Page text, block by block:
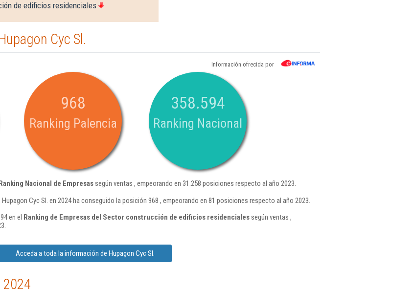
de edificios residenciales
Cyc Sl.
Información ofrecida por
968
Ranking Palencia
358.594
Ranking Nacional
Nacional de Empresassegún ventas , empeorando en 31.258 posiciones respecto al año 2023.
Cyc Sl. en 2024 ha conseguido la posición 968 , empeorando en 81 posiciones respecto al año 2023.
en el Ranking de Empresas del Sector construcción de edificios residencialessegún ventas ,
Acceda a toda la información de Hupagon Cyc Sl.
2024